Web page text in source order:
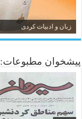
زبان و ادبیات کردی
پیشخوان مطبوعات: